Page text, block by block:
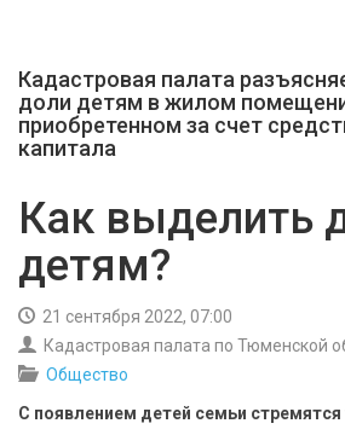
ОБЩЕСТВО
ЭКОНОМИКА
КУЛЬТУРА
БЕЗОПАСНОСТЬ
СПОРТ
АРХИВ PDF
Кадастровая палата
доли детям в жилом
приобретенном за счет
капитала
Как выделить
детям?
21 сентября 2022, 07:00
Кадастровая палата по Тюменской
Общество
С появлением детей семьи стремятся